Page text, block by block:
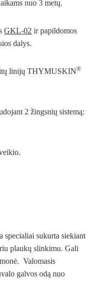
nuo 3 metų.
GKL-02 ir papildomos
dalys.
linijų THYMUSKIN®
2 žingsnių sistemą:
specialiai sukurta siekiant
plaukų slinkimu. Gali
Valomasis
galvos odą nuo